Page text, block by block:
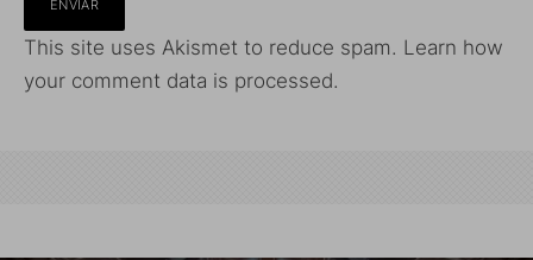
This site uses Akismet to reduce spam. Learn how
your comment data is processed.